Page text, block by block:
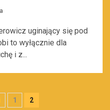
uginający się pod
to wyłącznie dla
i z...
1 2